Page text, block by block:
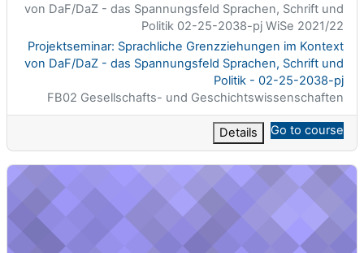
von DaF/DaZ - das Spannungsfeld Sprachen, Schrift und
Politik 02-25-2038-pj WiSe 2021/22
اسم المقرر
Projektseminar: Sprachliche Grenzziehungen im Kontext
von DaF/DaZ - das Spannungsfeld Sprachen, Schrift und
Politik - 02-25-2038-pj
تصنيف المساق
FB02 Gesellschafts- und Geschichtswissenschaften
Go to course
Details
Sozialtheorie und Emotionen - 02-22-1114-se-V